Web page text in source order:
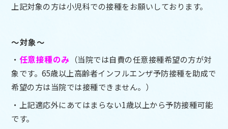
上記対象の方は小児科での接種をお願いしております。
～対象～
・ 任意接種のみ （当院では自費の任意接種希望の方が対
象です。65歳以上高齢者インフルエンザ予防接種を助成で
希望の方は当院では接種できません。）
・上記適応外にあてはまらない1歳以上から予防接種可能
です。